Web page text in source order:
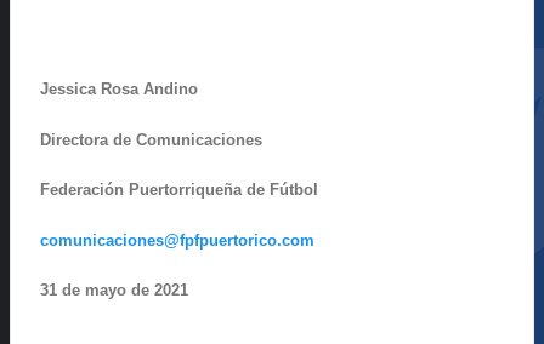
Jessica Rosa Andino
Directora de Comunicaciones
Federación Puertorriqueña de Fútbol
comunicaciones@fpfpuertorico.com
31 de mayo de 2021